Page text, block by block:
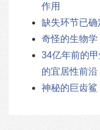
作用
缺失环节已
奇怪的生物学
34亿年前的
的宜居性前沿
神秘的巨齿鲨